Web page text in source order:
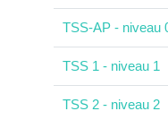
TSS-AP - niveau
TSS 1 - niveau 1
TSS 2 - niveau 2